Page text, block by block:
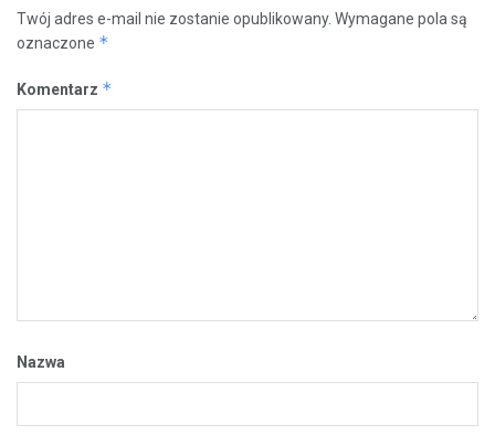
Twój adres e-mail nie zostanie opublikowany. Wymagane pola są
oznaczone *
Komentarz *
Nazwa